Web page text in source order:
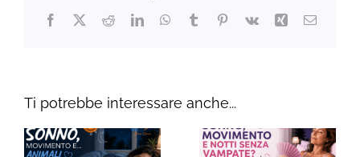
Facebook
X RedditLinkedInWhatsApp
TumblrPinterest
Vk Xing Email
Ti potrebbe interessare anche...